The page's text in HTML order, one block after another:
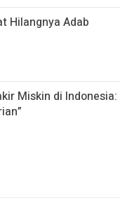
Hilangnya Adab
Miskin di